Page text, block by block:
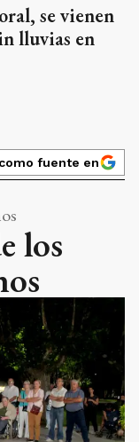
se vienen
lluvias en
fuente en
los